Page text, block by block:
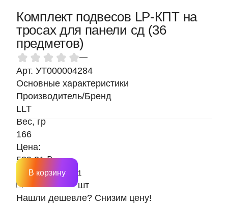
Комплект подвесов LP-КПТ на
тросах для панели сд (36
предметов)
—
Арт. УТ000004284
Основные характеристики
Производитель/Бренд
LLT
Вес, гр
166
Цена:
529.31 ₽
шт
В корзину
Нашли дешевле? Снизим цену!